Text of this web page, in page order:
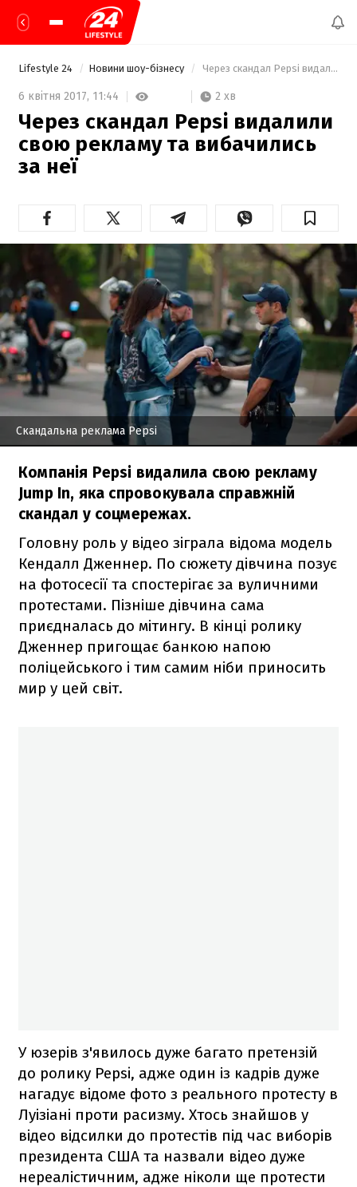
Lifestyle 24 Новини шоу-бізнесу Через скандал Pepsi видалили свою рекламу та вибачились за неї
6 квітня 2017, 11:44 2 хв
Через скандал Pepsi видалили
свою рекламу та вибачились
за неї
Скандальна реклама Pepsi
Компанія Pepsi видалила свою рекламу
Jump In, яка спровокувала справжній
скандал у соцмережах.
Головну роль у відео зіграла відома модель
Кендалл Дженнер. По сюжету дівчина позує
на фотосесії та спостерігає за вуличними
протестами. Пізніше дівчина сама
приєдналась до мітингу. В кінці ролику
Дженнер пригощає банкою напою
поліцейського і тим самим ніби приносить
мир у цей світ.
У юзерів з'явилось дуже багато претензій
до ролику Pepsi, адже один із кадрів дуже
нагадує відоме фото з реального протесту в
Луізіані проти расизму. Хтось знайшов у
відео відсилки до протестів під час виборів
президента США та назвали відео дуже
нереалістичним, адже ніколи ще протести